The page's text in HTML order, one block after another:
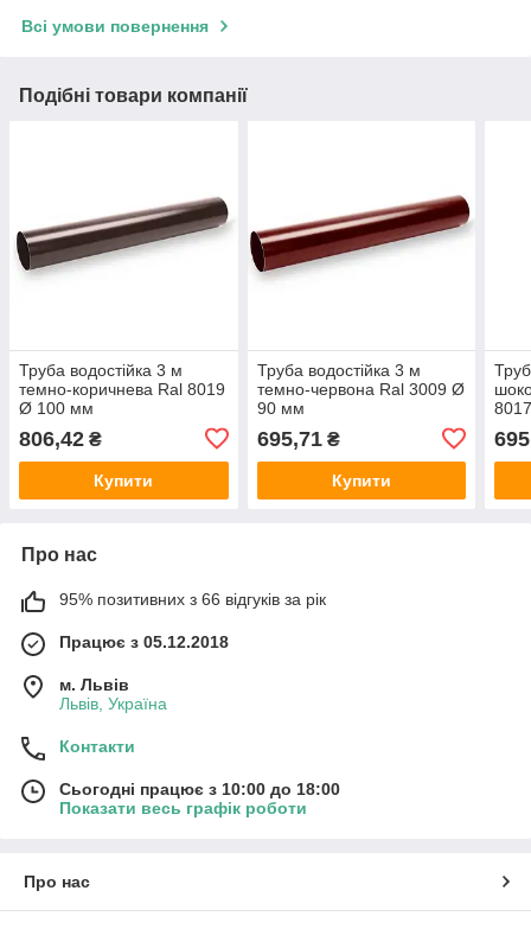
Всі умови повернення
Подібні товари компанії
Труба водостійка 3 м
темно-коричнева Ral 8019
Ø 100 мм
806,42 ₴
Купити
Труба водостійка 3 м
темно-червона Ral 3009 Ø
90 мм
695,71₴
Купити
Про нас
95% позитивних з 66 відгуків за рік
Працює з 05.12.2018
м. Львів
Львів, Україна
Контакти
Сьогодні працює з 10:00 до 18:00
Показати весь графік роботи
Про нас